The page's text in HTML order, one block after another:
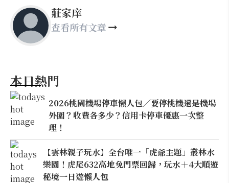
莊家庠
查看所有文章
本日熱門
2026桃園機場停車懶人包／要停桃機還是機場
外圍？收費各多少？信用卡停車優惠一次整
理！
【雲林親子玩水】全台唯一「虎爺主題」叢林水
樂園！虎尾632高地免門票回歸，玩水＋4大順遊
秘境一日遊懶人包